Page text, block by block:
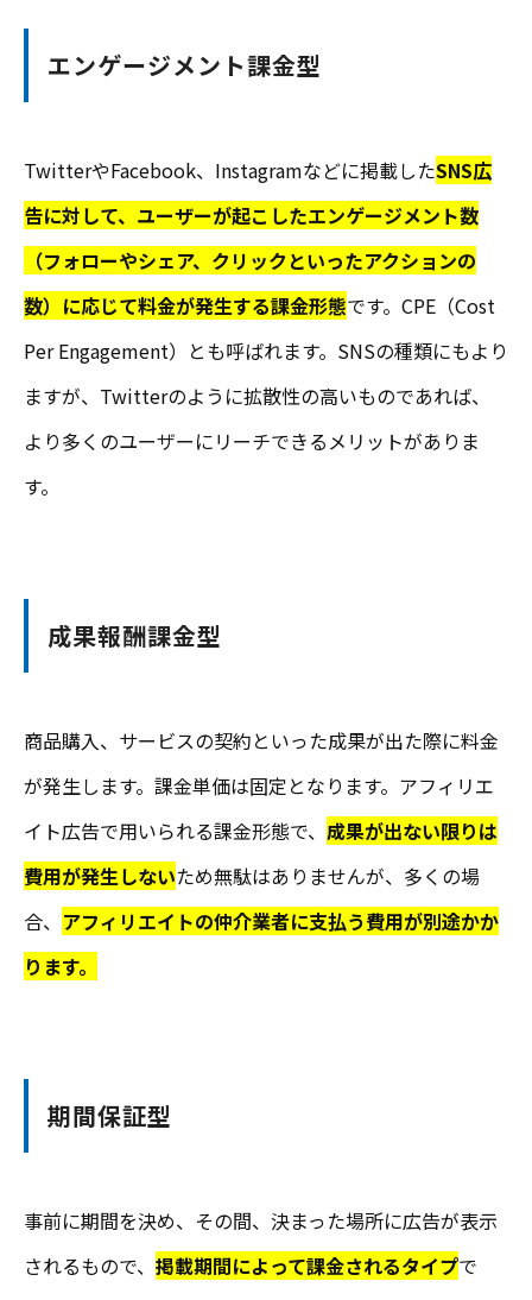
エンゲージメント課金型
TwitterやFacebook、Instagramなどに掲載したSNS広
告に対して、ユーザーが起こしたエンゲージメント数
（フォローやシェア、クリックといったアクションの
数）に応じて料金が発生する課金形態です。CPE（Cost
Per Engagement）とも呼ばれます。SNSの種類にもより
ますが、Twitterのように拡散性の高いものであれば、
より多くのユーザーにリーチできるメリットがありま
す。
成果報酬課金型
商品購入、サービスの契約といった成果が出た際に料金
が発生します。課金単価は固定となります。アフィリエ
イト広告で用いられる課金形態で、 成果が出ない限りは
費用が発生しないため無駄はありませんが、多くの場
合、 アフィリエイトの仲介業者に支払う費用が別途かか
ります。
期間保証型
事前に期間を決め、その間、決まった場所に広告が表示
されるもので、 掲載期間によって課金されるタイプで